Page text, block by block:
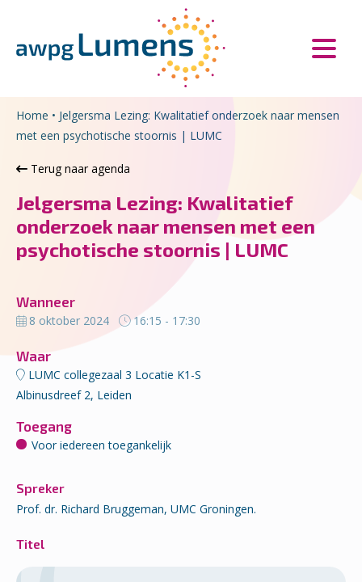
Home • Jelgersma Lezing: Kwalitatief onderzoek naar mensen
met een psychotische stoornis | LUMC
Terug naar agenda
Jelgersma Lezing: Kwalitatief
onderzoek naar mensen met een
psychotische stoornis | LUMC
Wanneer
8 oktober 2024 16:15 - 17:30
Waar
LUMC collegezaal 3 Locatie K1-S
Albinusdreef 2, Leiden
Toegang
Voor iedereen toegankelijk
Spreker
Prof. dr. Richard Bruggeman, UMC Groningen.
Titel